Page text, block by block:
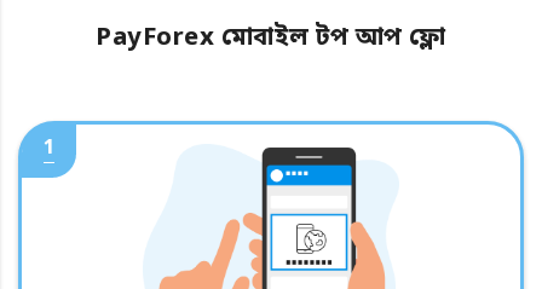
PayForex মোবাইল টপ আপ ফ্লো
1